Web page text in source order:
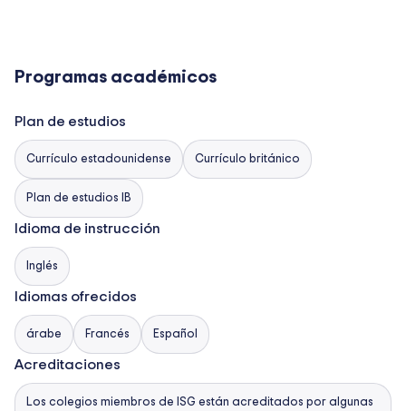
Programas académicos
Plan de estudios
Currículo estadounidense Currículo británico
Plan de estudios IB
Idioma de instrucción
Inglés
Idiomas ofrecidos
árabe Francés Español
Acreditaciones
Los colegios miembros de ISG están acreditados por algunas